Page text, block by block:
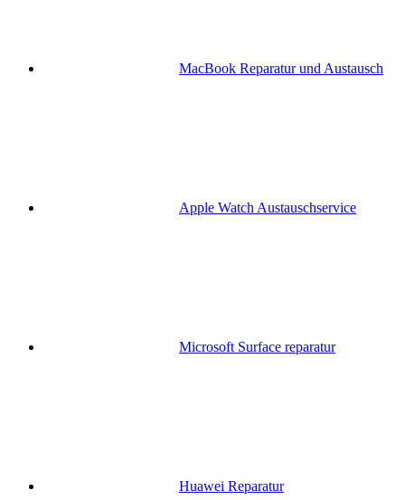
MacBook Reparatur und Austausch
Apple Watch Austauschservice
Microsoft Surface reparatur
Huawei Reparatur